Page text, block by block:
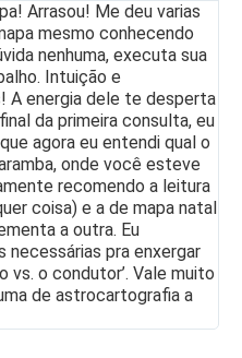
Arrasou! Me deu varias
mesmo conhecendo
nenhuma, executa sua
Intuição e
A energia dele te desperta
da primeira consulta, eu
agora eu entendi qual o
onde você esteve
recomendo a leitura
coisa) e a de mapa natal
a outra. Eu
necessárias pra enxergar
vs. o condutor’. Vale muito
de astrocartografia a